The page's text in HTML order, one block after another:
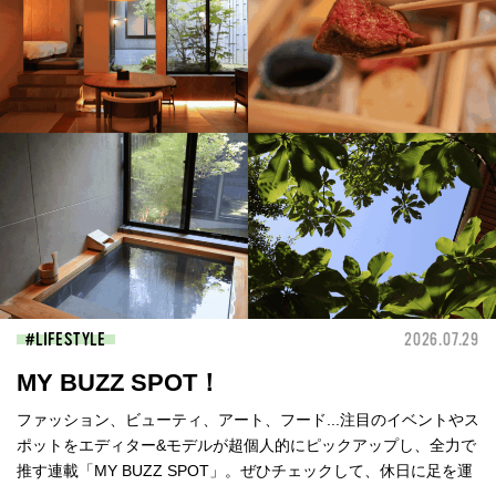
LIFESTYLE 2026.07.29
MY BUZZ SPOT！
ファッション、ビューティ、アート、フード...注目のイベントやス
ポットをエディター&モデルが超個人的にピックアップし、全力で
推す連載「MY BUZZ SPOT」。ぜひチェックして、休日に足を運